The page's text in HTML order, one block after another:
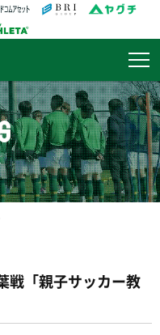
戦「親子サッカー教